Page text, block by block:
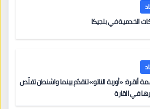
الخدمية في بلجيكا
أنقرة: «أوربة الناتو» تتقدّم بينما واشنطن تقلّص
في القارة